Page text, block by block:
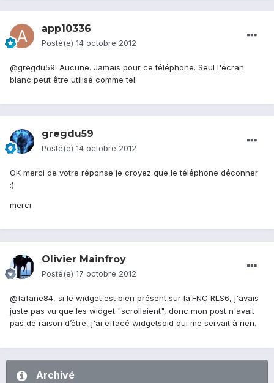
app10336
Posté(e) 14 octobre 2012
@gregdu59: Aucune. Jamais pour ce téléphone. Seul l'écran
blanc peut être utilisé comme tel.
gregdu59
Posté(e) 14 octobre 2012
OK merci de votre réponse je croyez que le téléphone déconner
:)
merci
Olivier Mainfroy
Posté(e) 17 octobre 2012
@fafane84, si le widget est bien présent sur la FNC RLS6, j'avais
juste pas vu que les widget "scrollaient", donc mon post n'avait
pas de raison d’être, j'ai effacé widgetsoid qui me servait à rien.
Archivé